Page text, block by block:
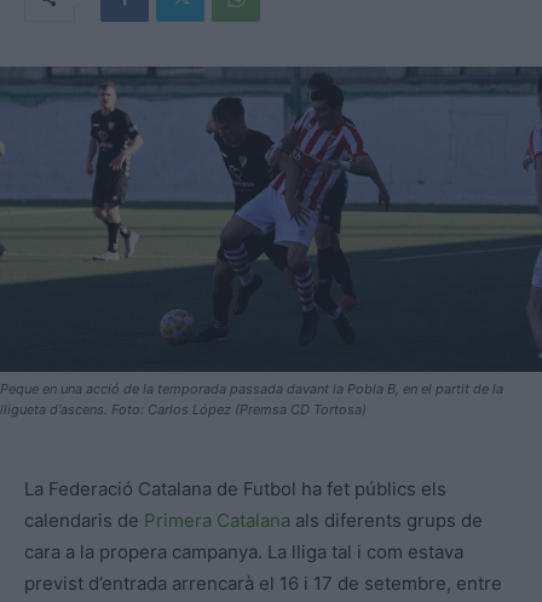
Peque en una acció de la temporada passada davant la Pobla B, en el partit de la
lligueta d'ascens. Foto: Carlos López (Premsa CD Tortosa)
La Federació Catalana de Futbol ha fet públics els
calendaris de Primera Catalana als diferents grups de
cara a la propera campanya. La lliga tal i com estava
previst d’entrada arrencarà el 16 i 17 de setembre, entre